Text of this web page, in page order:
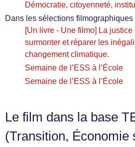
Démocratie, citoyenneté,
Dans les sélections filmographiques
[Un livre - Une filmo] La
surmonter et réparer les
changement climatique.
Semaine de l’ESS à l’École
Semaine de l’ESS à l’École
Le film dans la base
(Transition, Économie